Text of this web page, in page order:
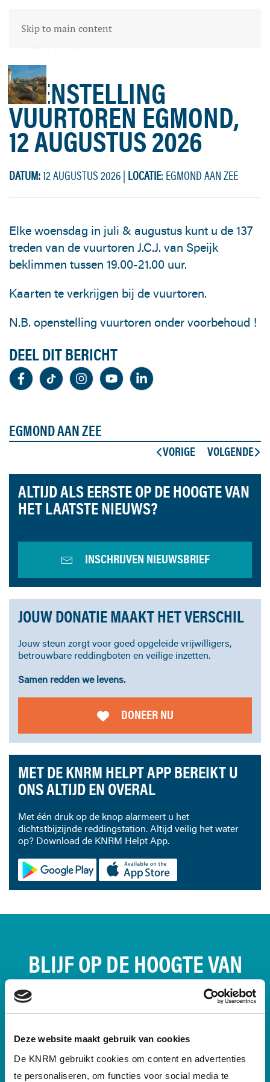
Deze website maakt gebruik van cookies
De KNRM gebruikt cookies om content en advertenties
te personaliseren, om functies voor social media te
Skip to main content
OPENSTELLING
VUURTOREN EGMOND,
12 AUGUSTUS 2026
DATUM:12 AUGUSTUS 2026| LOCATIE: EGMOND AAN ZEE
Elke woensdag in juli & augustus kunt u de 137
treden van de vuurtoren J.C.J. van Speijk
beklimmen tussen 19.00-21.00 uur.
Kaarten te verkrijgen bij de vuurtoren.
N.B. openstelling vuurtoren onder voorbehoud !
DEEL DIT BERICHT
EGMOND AAN ZEE
VORIGE VOLGENDE
ALTIJD ALS EERSTE OP DE HOOGTE VAN
HET LAATSTE NIEUWS?
INSCHRIJVEN NIEUWSBRIEF
JOUW DONATIE MAAKT HET VERSCHIL
Jouw steun zorgt voor goed opgeleide vrijwilligers,
betrouwbare reddingboten en veilige inzetten.
Samen redden we levens.
DONEER NU
MET DE KNRM HELPT APP BEREIKT U
ONS ALTIJD EN OVERAL
Met één druk op de knop alarmeert u het
dichtstbijzijnde reddingstation. Altijd veilig het water
op? Download de KNRM Helpt App.
BLIJF OP DE HOOGTE VAN
ONS REDDINGWERK &
SCHRIJF JE NU IN!
We houden je via e-mail en de KNRM-
nieuwsbrief op de hoogte van actuele